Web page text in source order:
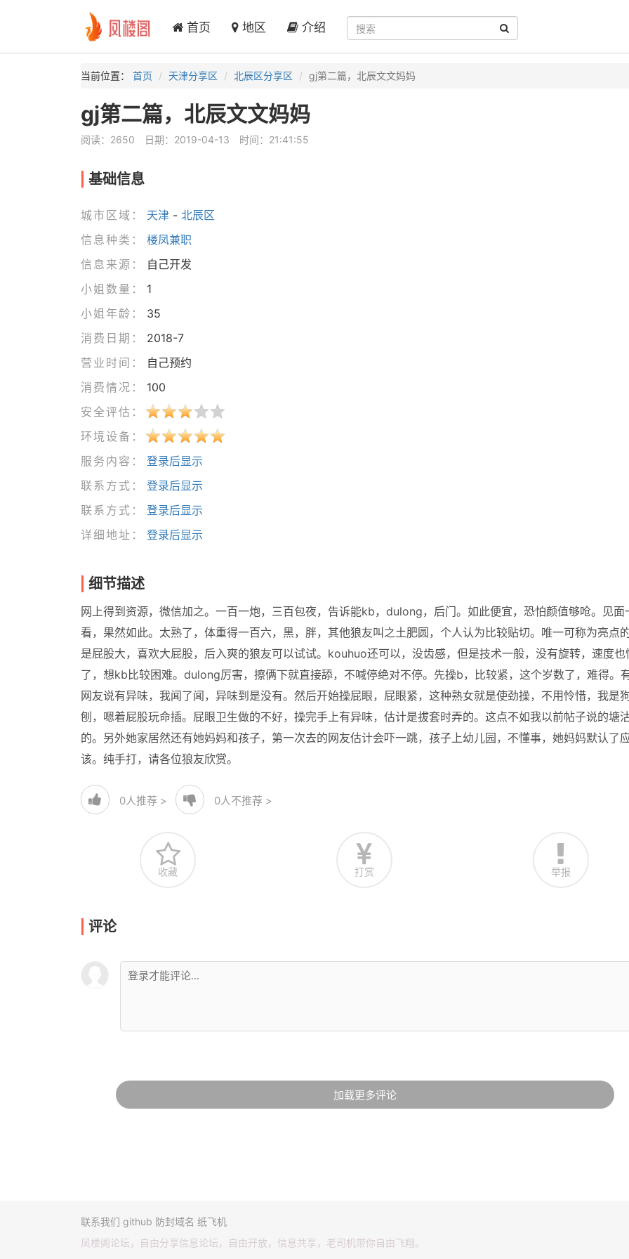
首页 地区 介绍
当前位置： 首页 天津分享区 北辰区分享区 gj第二篇，北辰文文妈妈
gj第二篇，北辰文文妈妈
阅读：2650 日期：2019-04-13 时间：21:41:55
基础信息
城市区域： 天津- 北辰区
信息种类：
楼凤兼职
信息来源：
自己开发
小姐数量：
1
小姐年龄：
35
消费日期：
2018-7
营业时间：
自己预约
消费情况：
100
安全评估：
环境设备：
服务内容：
登录后显示
联系方式：
登录后显示
联系方式：
登录后显示
详细地址：
登录后显示
细节描述
网上得到资源，微信加之。一百一炮，三百包夜，告诉能kb，dulong，后门。如此便宜，恐怕颜值够呛。见面
看，果然如此。太熟了，体重得一百六，黑，胖，其他狼友叫之土肥圆，个人认为比较贴切。唯一可称为亮点
是屁股大，喜欢大屁股，后入爽的狼友可以试试。kouhuo还可以，没齿感，但是技术一般，没有旋转，速度也
了，想kb比较困难。dulong厉害，擦俩下就直接舔，不喊停绝对不停。先操b，比较紧，这个岁数了，难得。
网友说有异味，我闻了闻，异味到是没有。然后开始操屁眼，屁眼紧，这种熟女就是使劲操，不用怜惜，我是
刨，嗯着屁股玩命插。屁眼卫生做的不好，操完手上有异味，估计是拔套时弄的。这点不如我以前帖子说的塘
的。另外她家居然还有她妈妈和孩子，第一次去的网友估计会吓一跳，孩子上幼儿园，不懂事，她妈妈默认了
该。纯手打，请各位狼友欣赏。
0人推荐 > 0人不推荐 >
收藏 打赏 举报
评论
加载更多评论
联系我们 github 防封域名 纸飞机
凤楼阁论坛，自由分享信息论坛，自由开放，信息共享，老司机带你自由飞翔。